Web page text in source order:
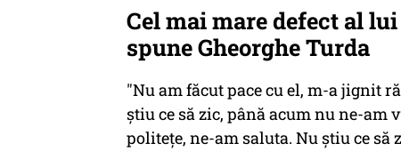
Cel mai mare defect al
spune Gheorghe Turda
"Nu am făcut pace cu el, m-a jignit
știu ce să zic, până acum nu ne-
politețe, ne-am saluta. Nu știu ce să